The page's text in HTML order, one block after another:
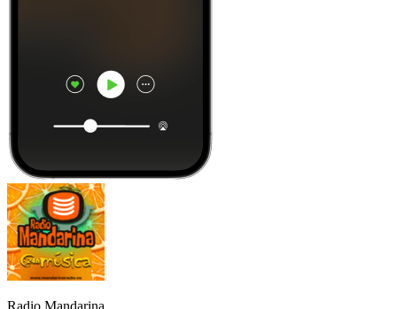
Radio Mandarina